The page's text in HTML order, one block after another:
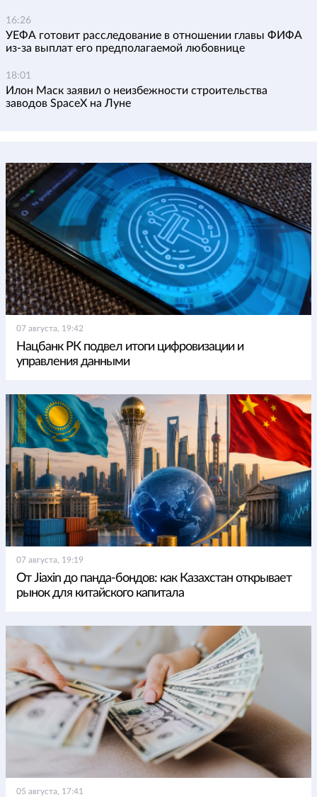
16:26
УЕФА готовит расследование в отношении главы ФИФА
из-за выплат его предполагаемой любовнице
18:01
Илон Маск заявил о неизбежности строительства
заводов SpaceX на Луне
07 августа, 19:42
Нацбанк РК подвел итоги цифровизации и
управления данными
07 августа, 19:19
От Jiaxin до панда-бондов: как Казахстан открывает
рынок для китайского капитала
05 августа, 17:41